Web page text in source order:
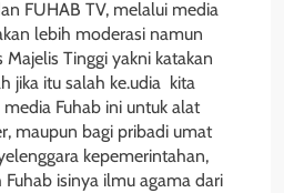
FUHAB TV, melalui media
lebih moderasi namun
Tinggi yakni katakan
jika itu salah ke.udia kita
Fuhab ini untuk alat
maupun bagi pribadi umat
kepemerintahan,
isinya ilmu agama dari